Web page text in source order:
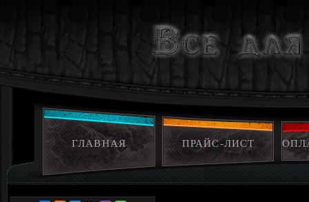
ГЛАВНАЯ ПРАЙС-ЛИСТ